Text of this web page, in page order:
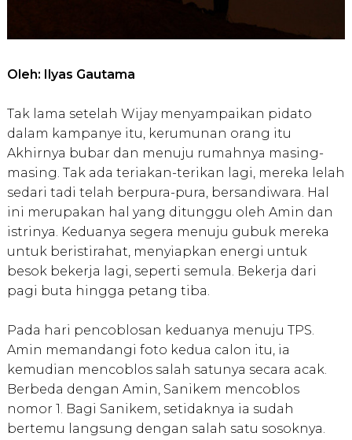
Oleh: Ilyas Gautama
Tak lama setelah Wijay menyampaikan pidato
dalam kampanye itu, kerumunan orang itu
Akhirnya bubar dan menuju rumahnya masing-
masing. Tak ada teriakan-terikan lagi, mereka lelah
sedari tadi telah berpura-pura, bersandiwara. Hal
ini merupakan hal yang ditunggu oleh Amin dan
istrinya. Keduanya segera menuju gubuk mereka
untuk beristirahat, menyiapkan energi untuk
besok bekerja lagi, seperti semula. Bekerja dari
pagi buta hingga petang tiba.
Pada hari pencoblosan keduanya menuju TPS.
Amin memandangi foto kedua calon itu, ia
kemudian mencoblos salah satunya secara acak.
Berbeda dengan Amin, Sanikem mencoblos
nomor 1. Bagi Sanikem, setidaknya ia sudah
bertemu langsung dengan salah satu sosoknya.